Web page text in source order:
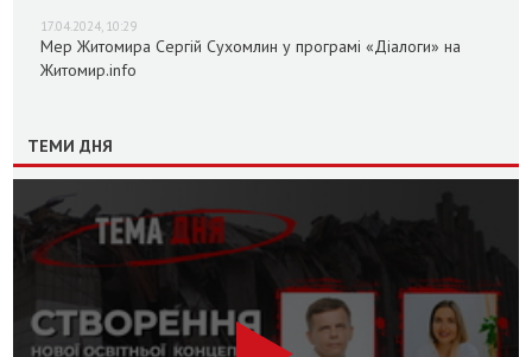
17.04.2024, 10:29
Мер Житомира Сергій Сухомлин у програмі «Діалоги» на
Житомир.info
ТЕМИ ДНЯ